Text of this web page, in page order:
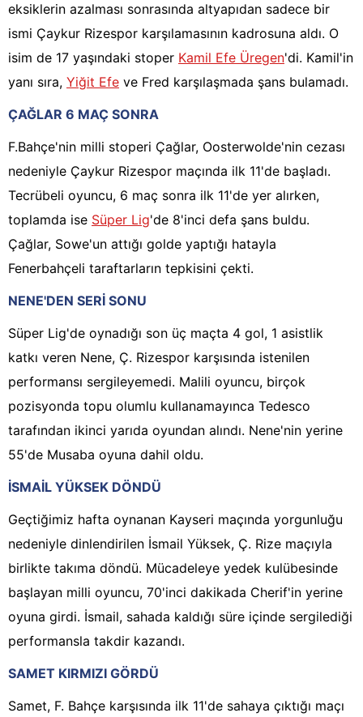
eksiklerin azalması sonrasında altyapıdan sadece bir
ismi Çaykur Rizespor karşılamasının kadrosuna aldı. O
isim de 17 yaşındaki stoper Kamil Efe Üregen'di. Kamil'in
yanı sıra, Yiğit Efe ve Fred karşılaşmada şans bulamadı.
ÇAĞLAR 6 MAÇ SONRA
F.Bahçe'nin milli stoperi Çağlar, Oosterwolde'nin cezası
nedeniyle Çaykur Rizespor maçında ilk 11'de başladı.
Tecrübeli oyuncu, 6 maç sonra ilk 11'de yer alırken,
toplamda ise Süper Lig'de 8'inci defa şans buldu.
Çağlar, Sowe'un attığı golde yaptığı hatayla
Fenerbahçeli taraftarların tepkisini çekti.
NENE'DEN SERİ SONU
Süper Lig'de oynadığı son üç maçta 4 gol, 1 asistlik
katkı veren Nene, Ç. Rizespor karşısında istenilen
performansı sergileyemedi. Malili oyuncu, birçok
pozisyonda topu olumlu kullanamayınca Tedesco
tarafından ikinci yarıda oyundan alındı. Nene'nin yerine
55'de Musaba oyuna dahil oldu.
İSMAİL YÜKSEK DÖNDÜ
Geçtiğimiz hafta oynanan Kayseri maçında yorgunluğu
nedeniyle dinlendirilen İsmail Yüksek, Ç. Rize maçıyla
birlikte takıma döndü. Mücadeleye yedek kulübesinde
başlayan milli oyuncu, 70'inci dakikada Cherif'in yerine
oyuna girdi. İsmail, sahada kaldığı süre içinde sergilediği
performansla takdir kazandı.
SAMET KIRMIZI GÖRDÜ
Samet, F. Bahçe karşısında ilk 11'de sahaya çıktığı maçı